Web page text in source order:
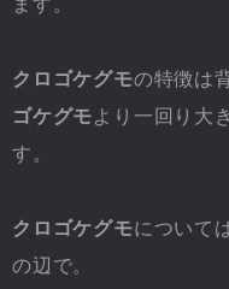
クロゴケグモの特徴は
ゴケグモより一回り大
す。
クロゴケグモについて
の辺で。